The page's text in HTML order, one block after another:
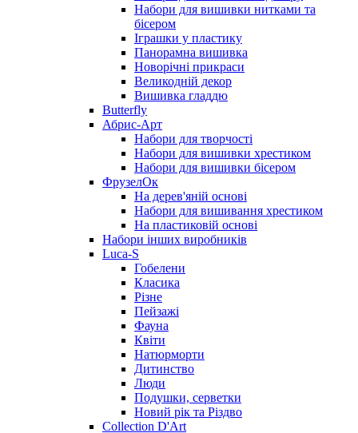
Набори для вишивки нитками та
бісером
Іграшки у пластику
Панорамна вишивка
Новорічні прикраси
Великодній декор
Вишивка гладдю
Butterfly
Абрис-Арт
Набори для творчості
Набори для вишивки хрестиком
Набори для вишивки бісером
ФрузелОк
На дерев'яній основі
Набори для вишивання хрестиком
На пластиковій основі
Набори інших виробників
Luca-S
Гобелени
Класика
Різне
Пейзажі
Фауна
Квіти
Натюрморти
Дитинство
Люди
Подушки, серветки
Новий рік та Різдво
Collection D'Art